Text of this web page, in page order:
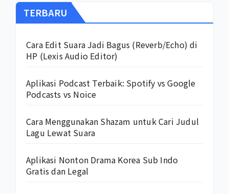
TERBARU
Cara Edit Suara Jadi Bagus (Reverb/Echo) di
HP (Lexis Audio Editor)
Aplikasi Podcast Terbaik: Spotify vs Google
Podcasts vs Noice
Cara Menggunakan Shazam untuk Cari Judul
Lagu Lewat Suara
Aplikasi Nonton Drama Korea Sub Indo
Gratis dan Legal